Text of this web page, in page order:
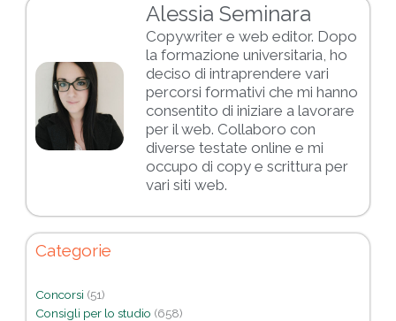
Alessia Seminara
Copywriter e web editor. Dopo
la formazione universitaria, ho
deciso di intraprendere vari
percorsi formativi che mi hanno
consentito di iniziare a lavorare
per il web. Collaboro con
diverse testate online e mi
occupo di copy e scrittura per
vari siti web.
Categorie
Concorsi (51)
Consigli per lo studio (658)